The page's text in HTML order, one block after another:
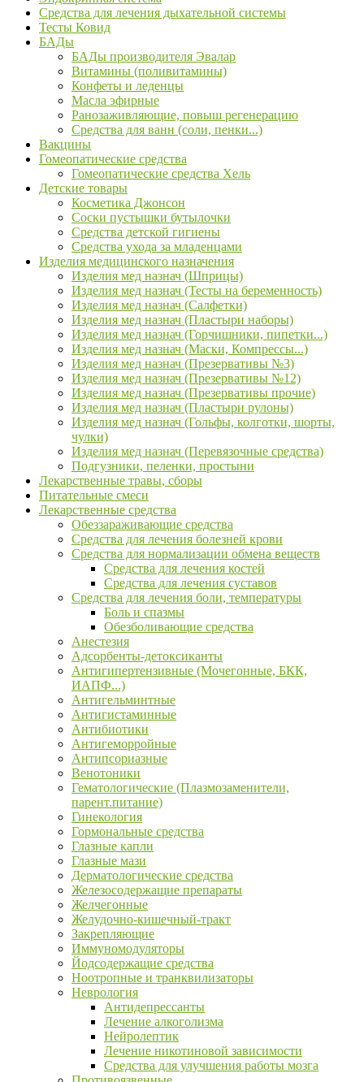
Средства для лечения дыхательной системы
Тесты Ковид
БАДы
БАДы производителя Эвалар
Витамины (поливитамины)
Конфеты и леденцы
Масла эфирные
Ранозаживляющие, повыш регенерацию
Средства для ванн (соли, пенки...)
Вакцины
Гомеопатические средства
Гомеопатические средства Хель
Детские товары
Косметика Джонсон
Соски пустышки бутылочки
Средства детской гигиены
Средства ухода за младенцами
Изделия медицинского назначения
Изделия мед назнач (Шприцы)
Изделия мед назнач (Тесты на беременность)
Изделия мед назнач (Салфетки)
Изделия мед назнач (Пластыри наборы)
Изделия мед назнач (Горчишники, пипетки...)
Изделия мед назнач (Маски, Компрессы...)
Изделия мед назнач (Презервативы №3)
Изделия мед назнач (Презервативы №12)
Изделия мед назнач (Презервативы прочие)
Изделия мед назнач (Пластыри рулоны)
Изделия мед назнач (Гольфы, колготки, шорты,
чулки)
Изделия мед назнач (Перевязочные средства)
Подгузники, пеленки, простыни
Лекарственные травы, сборы
Питательные смеси
Лекарственные средства
Обеззараживающие средства
Средства для лечения болезней крови
Средства для нормализации обмена веществ
Средства для лечения костей
Средства для лечения суставов
Средства для лечения боли, температуры
Боль и спазмы
Обезболивающие средства
Анестезия
Адсорбенты-детоксиканты
Антигипертензивные (Мочегонные, БКК,
ИАПФ...)
Антигельминтные
Антигистаминные
Антибиотики
Антигеморройные
Антипсориазные
Венотоники
Гематологические (Плазмозаменители,
парент.питание)
Гинекология
Гормональные средства
Глазные капли
Глазные мази
Дерматологические средства
Железосодержащие препараты
Желчегонные
Желудочно-кишечный-тракт
Закрепляющие
Иммуномодуляторы
Йодсодержащие средства
Ноотропные и транквилизаторы
Неврология
Антидепрессанты
Лечение алкоголизма
Нейролептик
Лечение никотиновой зависимости
Средства для улучшения работы мозга